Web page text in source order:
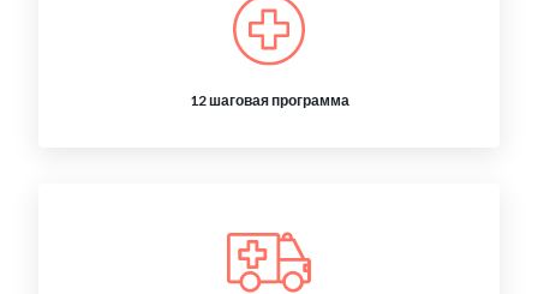
12 шаговая программа